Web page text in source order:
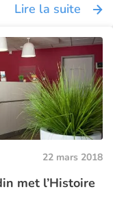
Lire la suite
22 mars 2018
met l’Histoire